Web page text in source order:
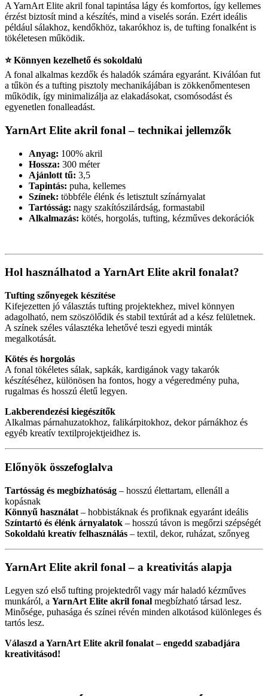
A YarnArt Elite akril fonal tapintása lágy és komfortos, így kellemes
érzést biztosít mind a készítés, mind a viselés során. Ezért ideális
például sálakhoz, kendőkhöz, takarókhoz is, de tufting fonalként is
tökéletesen működik.
⭐ Könnyen kezelhető és sokoldalú
A fonal alkalmas kezdők és haladók számára egyaránt. Kiválóan fut
a tűkön és a tufting pisztoly mechanikájában is zökkenőmentesen
működik, így minimalizálja az elakadásokat, csomósodást és
egyenetlen fonalleadást.
YarnArt Elite akril fonal – technikai jellemzők
Anyag: 100% akril
Hossza: 300 méter
Ajánlott tű: 3,5
Tapintás: puha, kellemes
Színek: többféle élénk és letisztult színárnyalat
Tartósság: nagy szakítószilárdság, formastabil
Alkalmazás: kötés, horgolás, tufting, kézműves dekorációk
Hol használhatod a YarnArt Elite akril fonalat?
Tufting szőnyegek készítése
Kifejezetten jó választás tufting projektekhez, mivel könnyen
adagolható, nem szöszölődik és stabil textúrát ad a kész felületnek.
A színek széles választéka lehetővé teszi egyedi minták
megalkotását.
Kötés és horgolás
A fonal tökéletes sálak, sapkák, kardigánok vagy takarók
készítéséhez, különösen ha fontos, hogy a végeredmény puha,
rugalmas és hosszú életű legyen.
Lakberendezési kiegészítők
Alkalmas párnahuzatokhoz, falikárpitokhoz, dekor párnákhoz és
egyéb kreatív textilprojektjeidhez is.
Előnyök összefoglalva
Tartósság és megbízhatóság – hosszú élettartam, ellenáll a
kopásnak
Könnyű használat – hobbistáknak és profiknak egyaránt ideális
Színtartó és élénk árnyalatok – hosszú távon is megőrzi szépségét
Sokoldalú kreatív felhasználás – textil, dekor, ruházat, szőnyeg
YarnArt Elite akril fonal – a kreativitás alapja
Legyen szó első tufting projektedről vagy már haladó kézműves
munkáról, a YarnArt Elite akril fonal megbízható társad lesz.
Minősége, puhasága és színei révén minden alkotásod különleges és
tartós lesz.
Válaszd a YarnArt Elite akril fonalat – engedd szabadjára
kreativitásod!